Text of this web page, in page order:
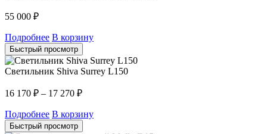
55 000 ₽
Подробнее В корзину
Быстрый просмотр
Светильник Shiva Surrey L150
16 170 ₽ – 17 270 ₽
Подробнее В корзину
Быстрый просмотр